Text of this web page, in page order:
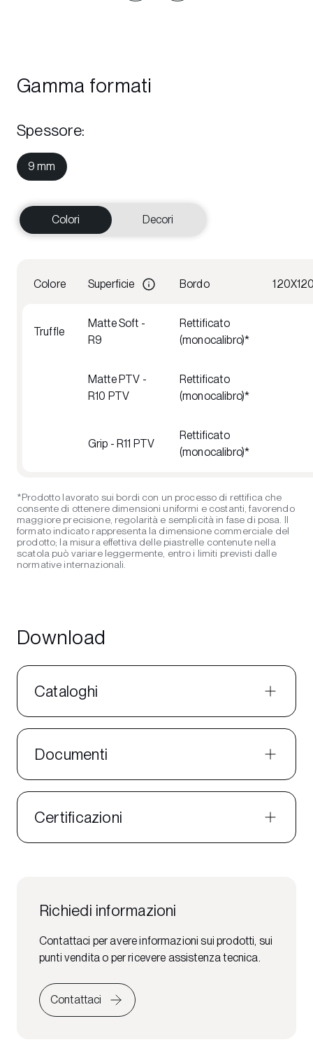
Gamma formati
Spessore:
9 mm
Colori Decori
Colore Superficie Bordo
Truffle
Matte Soft -
R9
Rettificato
(monocalibro)*
Matte PTV -
R10 PTV
Rettificato
(monocalibro)*
Grip - R11 PTV
Rettificato
(monocalibro)*
*Prodotto lavorato sui bordi con un processo di rettifica che
consente di ottenere dimensioni uniformi e costanti, favorendo
maggiore precisione, regolarità e semplicità in fase di posa. Il
formato indicato rappresenta la dimensione commerciale del
prodotto; la misura effettiva delle piastrelle contenute nella
scatola può variare leggermente, entro i limiti previsti dalle
normative internazionali.
Download
Cataloghi
Documenti
Certificazioni
Richiedi informazioni
Contattaci per avere informazioni sui prodotti, sui
punti vendita o per ricevere assistenza tecnica.
Contattaci